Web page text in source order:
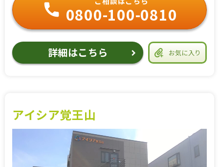
お気に入り
0800-100-0810
詳細はこちら
アイシア覚王山